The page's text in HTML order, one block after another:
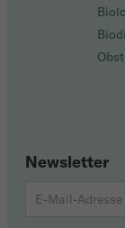
Newsletter